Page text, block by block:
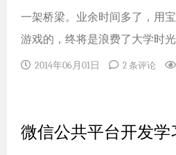
一架桥梁。业余时间多了，用
游戏的，终将是浪费了大学时
2014年06月01日 2 条评论
微信公共平台开发学